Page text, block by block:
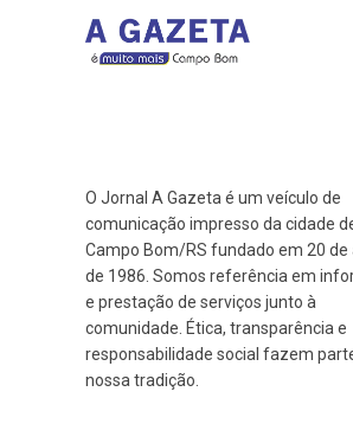
O Jornal A Gazeta é um veículo de
comunicação impresso da cidade
Campo Bom/RS fundado em 20 de
de 1986. Somos referência em
e prestação de serviços junto à
comunidade. Ética, transparência e
responsabilidade social fazem
nossa tradição.